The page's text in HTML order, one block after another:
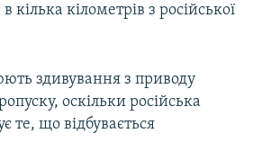
кілька кілометрів з російської
здивування з приводу
оскільки російська
те, що відбувається